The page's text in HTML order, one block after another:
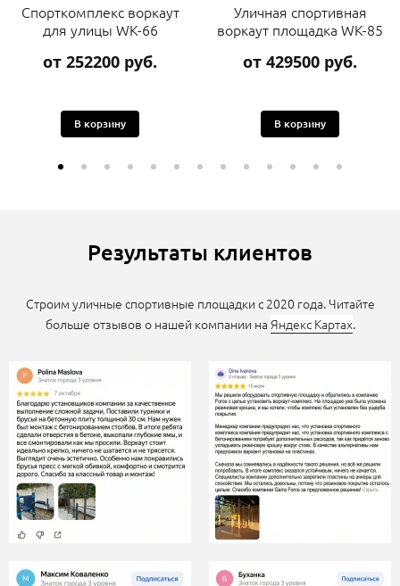
Спорткомплекс воркаут
для улицы WK-66
от 252200 руб.
В корзину
Уличная спортивная
воркаут площадка WK-85
от 429500 руб.
В корзину
Результаты клиентов
Строим уличные спортивные площадки с 2020 года. Читайте
больше отзывов о нашей компании на Яндекс Картах.